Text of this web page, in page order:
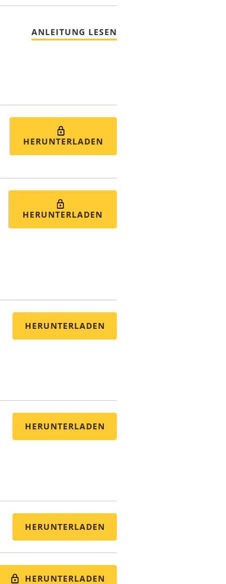
ANLEITUNG LESEN
HERUNTERLADEN
HERUNTERLADEN
HERUNTERLADEN
HERUNTERLADEN
HERUNTERLADEN
HERUNTERLADEN